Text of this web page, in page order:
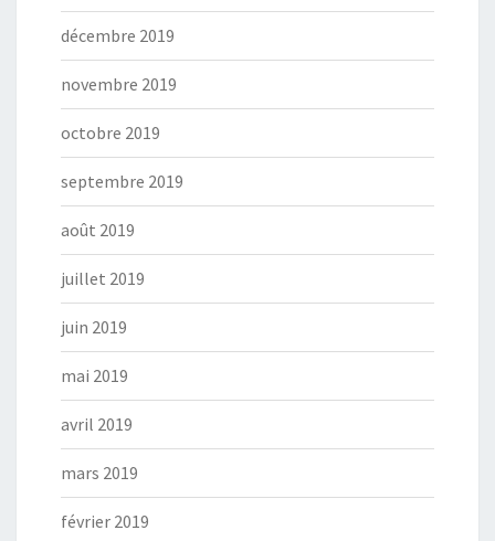
décembre 2019
novembre 2019
octobre 2019
septembre 2019
août 2019
juillet 2019
juin 2019
mai 2019
avril 2019
mars 2019
février 2019